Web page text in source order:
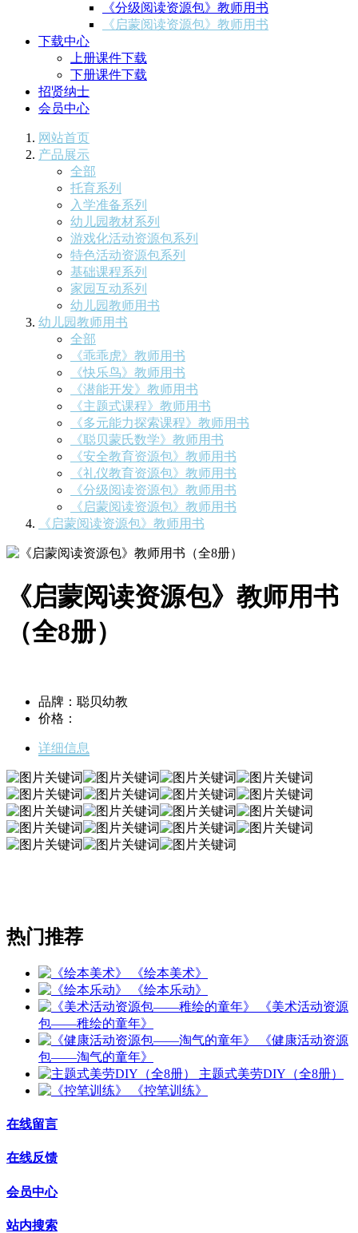
《分级阅读资源包》教师用书
《启蒙阅读资源包》教师用书
下载中心
上册课件下载
下册课件下载
招贤纳士
会员中心
网站首页
产品展示
全部
托育系列
入学准备系列
幼儿园教材系列
游戏化活动资源包系列
特色活动资源包系列
基础课程系列
家园互动系列
幼儿园教师用书
幼儿园教师用书
全部
《乖乖虎》教师用书
《快乐鸟》教师用书
《潜能开发》教师用书
《主题式课程》教师用书
《多元能力探索课程》教师用书
《聪贝蒙氏数学》教师用书
《安全教育资源包》教师用书
《礼仪教育资源包》教师用书
《分级阅读资源包》教师用书
《启蒙阅读资源包》教师用书
《启蒙阅读资源包》教师用书
《启蒙阅读资源包》教师用书
（全8册）
品牌：聪贝幼教
价格：
详细信息
热门推荐
《绘本美术》
《绘本乐动》
《美术活动资源
包——稚绘的童年》
《健康活动资源
包——淘气的童年》
主题式美劳DIY（全8册）
《控笔训练》
在线留言
在线反馈
会员中心
站内搜索